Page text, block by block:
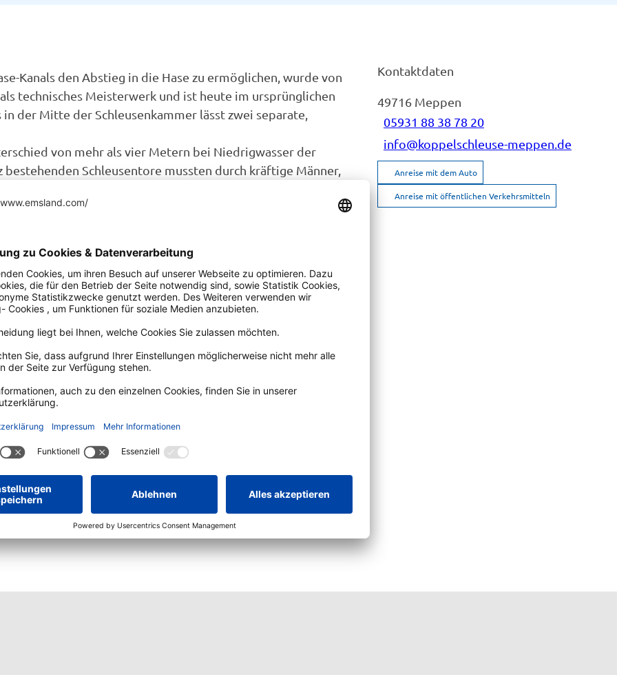
Kanals den Abstieg in die Hase zu ermöglichen, wurde von
technisches Meisterwerk und ist heute im ursprünglichen
der Mitte der Schleusenkammer lässt zwei separate,
von mehr als vier Metern bei Niedrigwasser der
Schleusentore mussten durch kräftige Männer,
werden.
Auf der Karte anschauen
Kontaktdaten
49716 Meppen
05931 88 38 78 20
info@koppelschleuse-meppen.de
Anreise mit dem Auto
Anreise mit öffentlichen Verkehrsmitteln